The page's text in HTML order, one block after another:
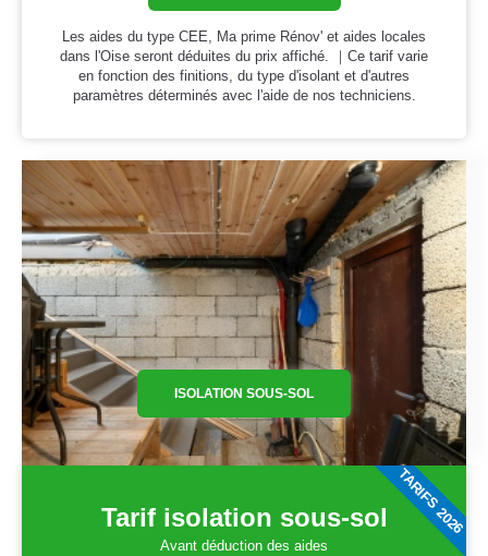
Les aides du type CEE, Ma prime Rénov' et aides locales
dans l'Oise seront déduites du prix affiché. ｜Ce tarif varie
en fonction des finitions, du type d'isolant et d'autres
paramètres déterminés avec l'aide de nos techniciens.
ISOLATION SOUS-SOL
Tarif isolation sous-sol
Avant déduction des aides
TARIFS 2026